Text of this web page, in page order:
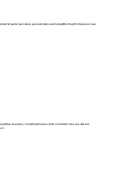
et après leur séjour, assurant ainsi une tranquillité d’esprit totale pour vous
petites douceurs). Un petit geste pour qu’ils se sentent chez eux dès leur
!